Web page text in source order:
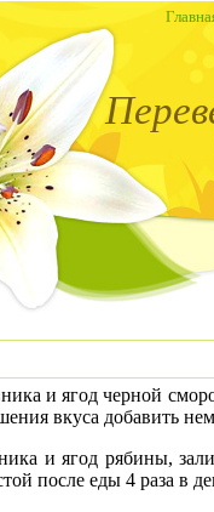
и ягод черной
вкуса добавить
и ягод рябины,
после еды 4 раза в